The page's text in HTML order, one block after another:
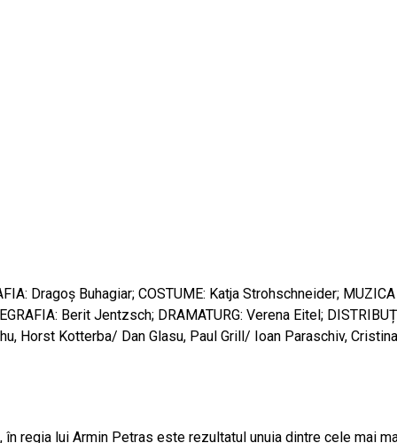
Dragoş Buhagiar; COSTUME: Katja Strohschneider;
Berit Jentzsch; DRAMATURG: Verena Eitel;
Horst Kotterba/ Dan Glasu, Paul Grill/ Ioan Paraschiv,
regia lui Armin Petras este rezultatul unuia dintre cele mai